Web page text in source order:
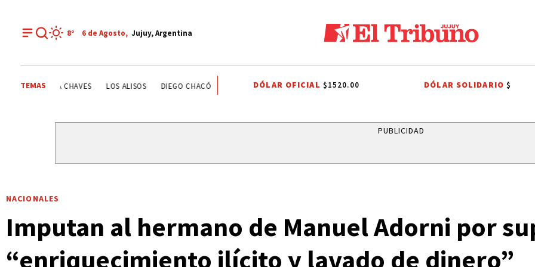
8° 6 de Agosto, Jujuy, Argentina
TEMAS ESTATALES DEPORTE RECREATIVO YAMILA CHAVES LOS ALISOS DIEGO CHACÓN PRIMERA NACIONAL LIGA
DÓLAR OFICIAL $1520.00 DÓLAR SOLIDARIO$
PUBLICIDAD
NACIONALES
Imputan al hermano de Manuel Adorni por
“enriquecimiento ilícito y lavado de dinero”